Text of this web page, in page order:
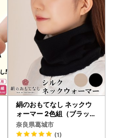
絹のおもてなし ネックウ
ォーマー 2色組（ブラック
、ベージュ）／婦人 レデ
ィース 女性 シルク美肌ケ
奈良県葛城市
(1)